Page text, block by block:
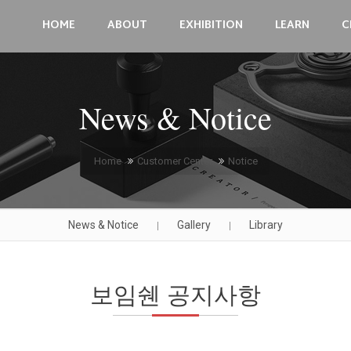
HOME ABOUT EXHIBITION LEARN
News & Notice
Home Customer Center Notice
News & Notice | Gallery | Library
보임쉔 공지사항